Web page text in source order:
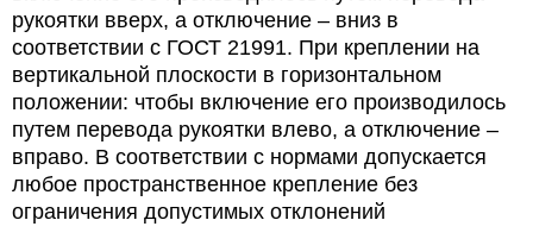
рукоятки вверх, а отключение – вниз в
соответствии с ГОСТ 21991. При креплении на
вертикальной плоскости в горизонтальном
положении: чтобы включение его производилось
путем перевода рукоятки влево, а отключение –
вправо. В соответствии с нормами допускается
любое пространственное крепление без
ограничения допустимых отклонений